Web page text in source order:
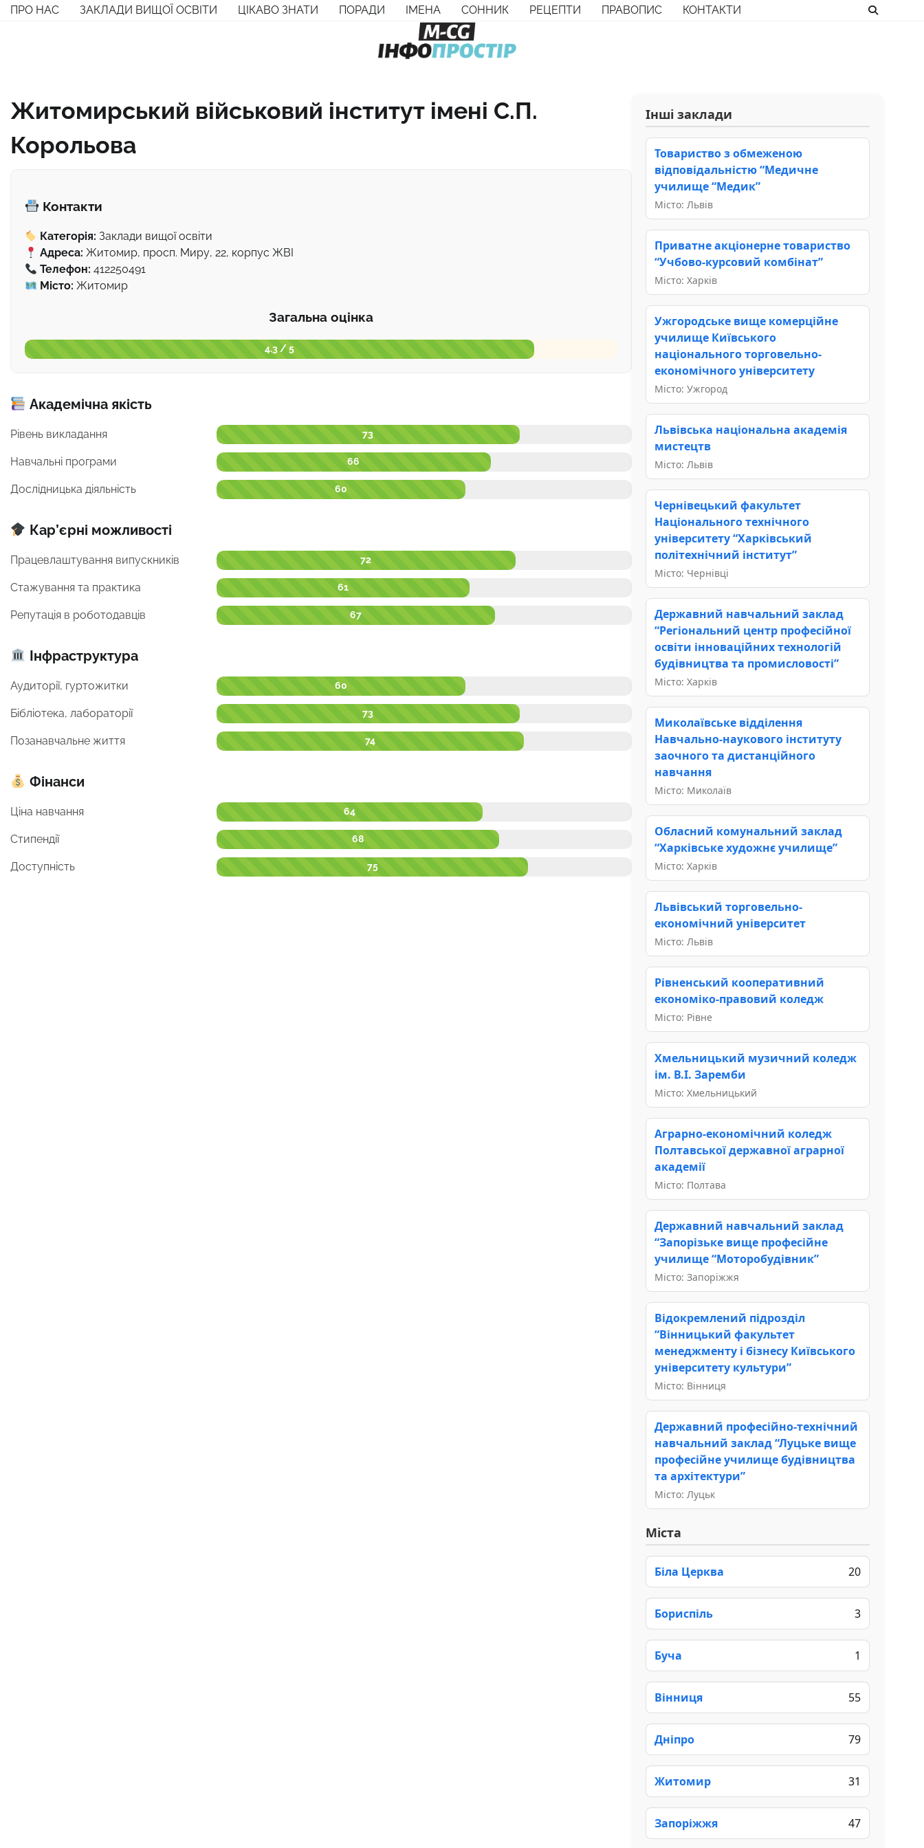
Перейти
ПРО НАС ЗАКЛАДИ ВИЩОЇ ОСВІТИ ЦІКАВО ЗНАТИ ПОРАДИ ІМЕНА СОННИК РЕЦЕПТИ ПРАВОПИС КОНТАКТИ
Житомирський військовий інститут імені С.П.
Корольова
Контакти
Категорія: Заклади вищої освіти
Адреса: Житомир, просп. Миру, 22, корпус ЖВІ
Телефон: 412250491
Місто: Житомир
Загальна оцінка
4.3 / 5
Академічна якість
Рівень викладання 73
Навчальні програми 66
Дослідницька діяльність 60
Кар’єрні можливості
Працевлаштування випускників 72
Стажування та практика 61
Репутація в роботодавців 67
Інфраструктура
Аудиторії, гуртожитки 60
Бібліотека, лабораторії 73
Позанавчальне життя 74
Фінанси
Ціна навчання 64
Стипендії 68
Доступність 75
Інші заклади
Товариство з обмеженою
відповідальністю “Медичне
училище “Медик”
Місто: Львів
Приватне акціонерне товариство
“Учбово-курсовий комбінат”
Місто: Харків
Ужгородське вище комерційне
училище Київського
національного торговельно-
економічного університету
Місто: Ужгород
Львівська національна академія
мистецтв
Місто: Львів
Чернівецький факультет
Національного технічного
університету “Харківський
політехнічний інститут”
Місто: Чернівці
Державний навчальний заклад
“Регіональний центр професійної
освіти інноваційних технологій
будівництва та промисловості”
Місто: Харків
Миколаївське відділення
Навчально-наукового інституту
заочного та дистанційного
навчання
Місто: Миколаїв
Обласний комунальний заклад
“Харківське художнє училище”
Місто: Харків
Львівський торговельно-
економічний університет
Місто: Львів
Рівненський кооперативний
економіко-правовий коледж
Місто: Рівне
Хмельницький музичний коледж
ім. В.І. Заремби
Місто: Хмельницький
Аграрно-економічний коледж
Полтавської державної аграрної
академії
Місто: Полтава
Державний навчальний заклад
“Запорізьке вище професійне
училище “Моторобудівник”
Місто: Запоріжжя
Відокремлений підрозділ
“Вінницький факультет
менеджменту і бізнесу Київського
університету культури”
Місто: Вінниця
Державний професійно-технічний
навчальний заклад “Луцьке вище
професійне училище будівництва
та архітектури”
Місто: Луцьк
Міста
Біла Церква 20
Бориспіль 3
Буча 1
Вінниця 55
Дніпро 79
Житомир 31
Запоріжжя 47